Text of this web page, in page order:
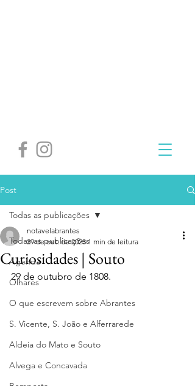
Post
Todas as publicações
Agenda
Olhares
O que escrevem sobre Abrantes
S. Vicente, S. João e Alferrarede
Aldeia do Mato e Souto
Alvega e Concavada
Todas as publicações
Curiosidades | Souto
notavelabrantes
29 de out. de 2023 1 min de leitura
29 de outubro de 1808.